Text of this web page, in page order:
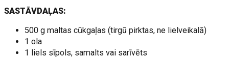
SASTĀVDAĻAS:
500 g maltas cūkgaļas (tirgū pirktas, ne lielveikalā)
1 ola
1 liels sīpols, samalts vai sarīvēts